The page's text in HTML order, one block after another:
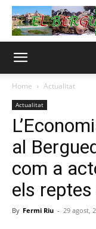
Home Actualitat
Actualitat
al
com a
els
By Fermi Riu - 29 agost,